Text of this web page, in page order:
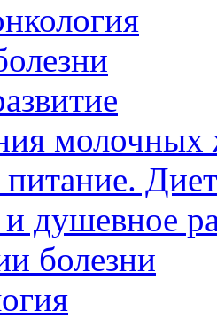
молочных
питание.
душевное
болезни